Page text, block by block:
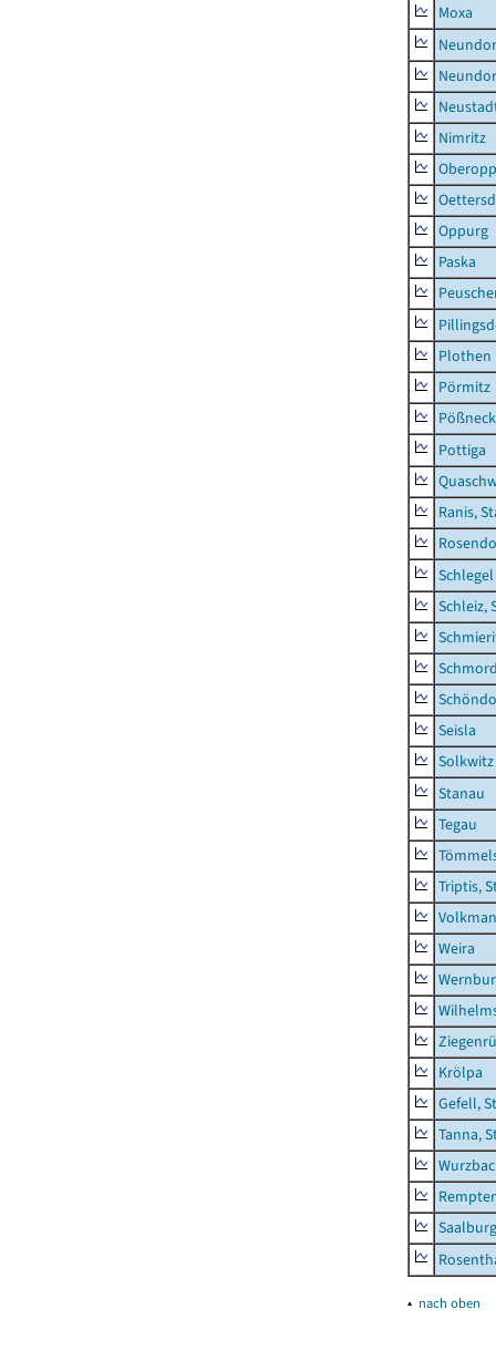
Moxa
Nimritz
Oppurg
Paska
Plothen
Pörmitz
Pottiga
Ranis,
Schlegel
Schleiz,
Seisla
Solkwitz
Stanau
Tegau
Triptis,
Weira
Krölpa
Gefell,
Tanna,
▴ nach oben